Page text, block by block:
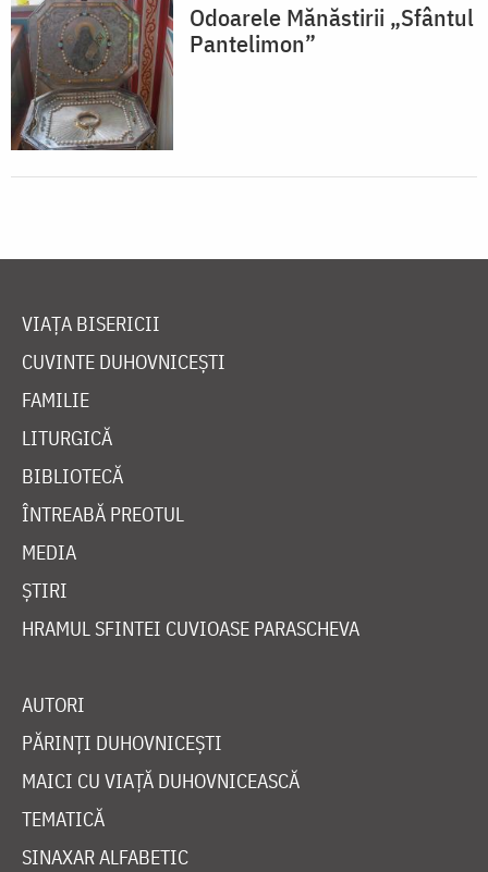
Odoarele Mănăstirii „Sfântul
Pantelimon”
VIAȚA BISERICII
CUVINTE DUHOVNICEȘTI
FAMILIE
LITURGICĂ
BIBLIOTECĂ
ÎNTREABĂ PREOTUL
MEDIA
ȘTIRI
HRAMUL SFINTEI CUVIOASE PARASCHEVA
AUTORI
PĂRINȚI DUHOVNICEȘTI
MAICI CU VIAȚĂ DUHOVNICEASCĂ
TEMATICĂ
SINAXAR ALFABETIC